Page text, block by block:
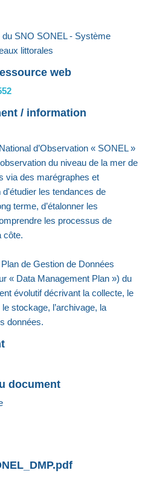
SNO SONEL - Système
littorales
web
/ information
d’Observation « SONEL »
du niveau de la mer de
via des marégraphes et
les tendances de
terme, d’étalonner les
les processus de
côte.
de Gestion de Données
« Data Management Plan ») du
évolutif décrivant la collecte, le
stockage, l’archivage, la
données.
document